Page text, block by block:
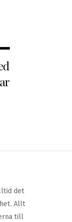
det
Allt
till